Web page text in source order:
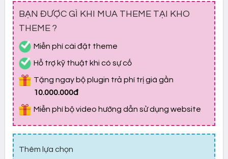
là:
800,000₫.là:
BẠN ĐƯỢC GÌ KHI MUA THEME TẠI KHO
THEME ?
Miễn phí cài đặt theme
Hỗ trợ kỹ thuật khi có sự cố
Tặng ngay bộ plugin trả phí trị giá gần
10.000.000đ
Miễn phí bộ video hướng dẫn sử dụng website
Thêm lựa chọn